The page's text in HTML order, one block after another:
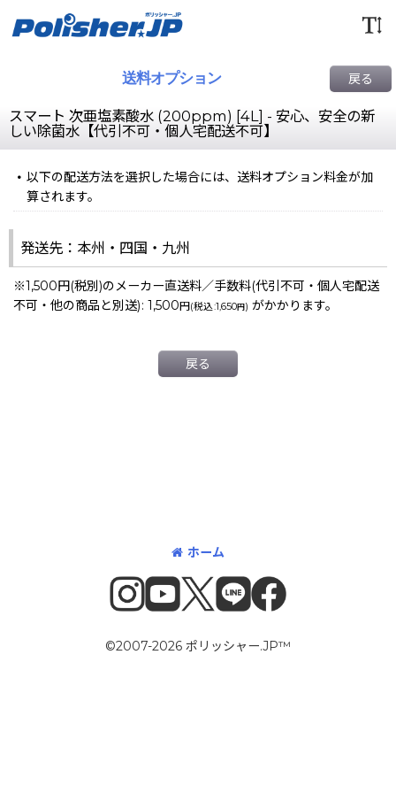
送料オプション 戻る
スマート 次亜塩素酸水 (200ppm) [4L] - 安心、安全の新
しい除菌水【代引不可・個人宅配送不可】
以下の配送方法を選択した場合には、送料オプション料金が加
算されます。
発送先：本州・四国・九州
※1,500円(税別)のメーカー直送料／手数料(代引不可・個人宅配送
不可・他の商品と別送): 1,500円(税込:1,650円) がかかります。
戻る
ホーム
©2007-2026 ポリッシャー.JP™